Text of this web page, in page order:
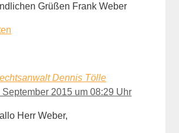
Grüßen Frank Weber
Dennis Tölle
September 2015 um 08:29 Uhr
Herr Weber,